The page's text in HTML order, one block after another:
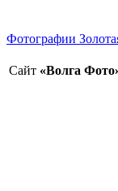
Фотографии
Сайт «Волга